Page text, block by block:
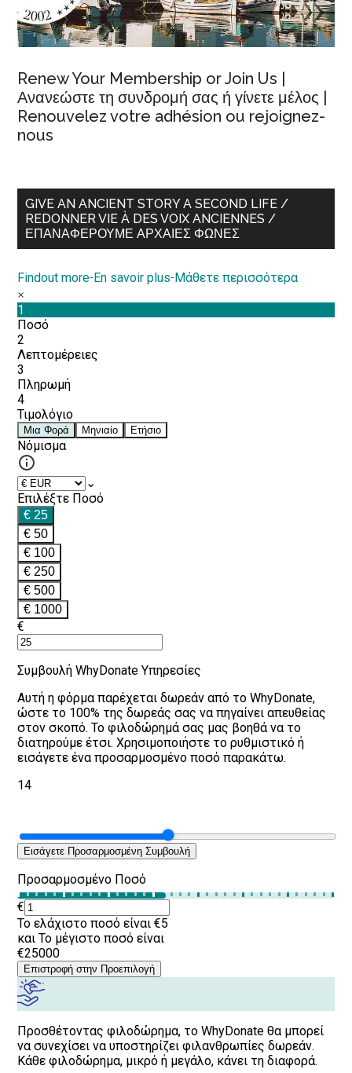
Renew Your Membership or Join Us |
Ανανεώστε τη συνδρομή σας ή γίνετε μέλος |
Renouvelez votre adhésion ou rejoignez-
nous
GIVE AN ANCIENT STORY A SECOND LIFE /
REDONNER VIE À DES VOIX ANCIENNES /
ΕΠΑΝΑΦΈΡΟΥΜΕ ΑΡΧΑΊΕΣ ΦΩΝΈΣ
Findout more-En savoir plus-Μάθετε περισσότερα